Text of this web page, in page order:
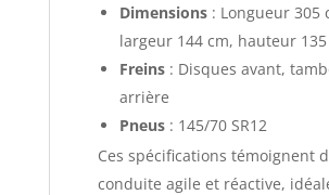
Dimensions: Longueur 305
largeur 144 cm, hauteur
Freins: Disques avant,
arrière
Pneus: 145/70 SR12
Ces spécifications témoignent
conduite agile et réactive,